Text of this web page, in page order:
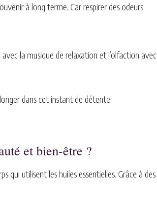
à long terme. Car respirer des odeurs
la musique de relaxation et l’olfaction avec
dans cet instant de détente.
et bien-être ?
qui utilisent les huiles essentielles. Grâce à des